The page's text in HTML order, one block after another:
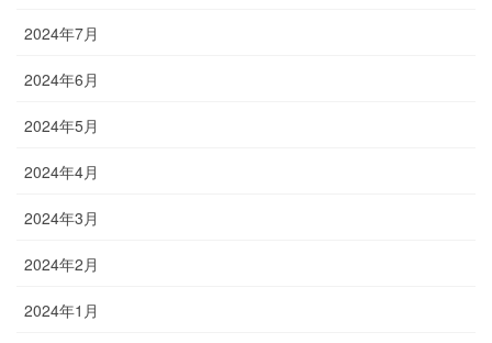
2024年7月
2024年6月
2024年5月
2024年4月
2024年3月
2024年2月
2024年1月